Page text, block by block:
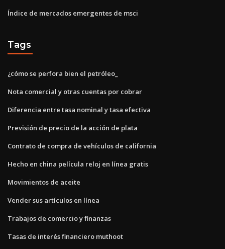
Índice de mercados emergentes de msci
Tags
¿cómo se perfora bien el petróleo_
Nota comercial y otras cuentas por cobrar
Diferencia entre tasa nominal y tasa efectiva
Previsión de precio de la acción de plata
Contrato de compra de vehículos de california
Hecho en china película reloj en línea gratis
Movimientos de aceite
Vender sus artículos en línea
Trabajos de comercio y finanzas
Tasas de interés financiero muthoot